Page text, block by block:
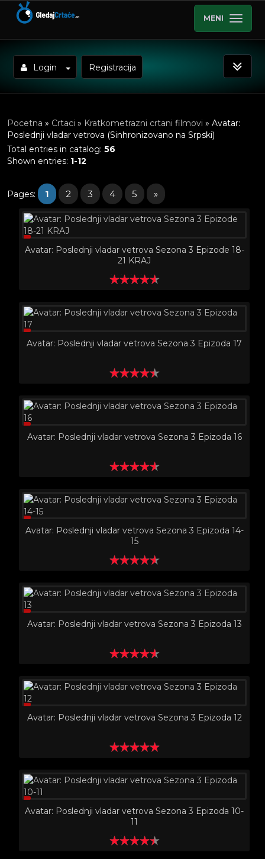
MENI
Login Registracija
Pocetna » Crtaci » Kratkometrazni crtani filmovi » Avatar:
Poslednji vladar vetrova (Sinhronizovano na Srpski)
Total entries in catalog:56
Shown entries: 1-12
Pages: 1 2 3 4 5 »
Avatar: Poslednji vladar vetrova Sezona 3 Epizode 18-
21 KRAJ
Avatar: Poslednji vladar vetrova Sezona 3 Epizoda 17
Avatar: Poslednji vladar vetrova Sezona 3 Epizoda 16
Avatar: Poslednji vladar vetrova Sezona 3 Epizoda 14-
15
Avatar: Poslednji vladar vetrova Sezona 3 Epizoda 13
Avatar: Poslednji vladar vetrova Sezona 3 Epizoda 12
Avatar: Poslednji vladar vetrova Sezona 3 Epizoda 10-
11